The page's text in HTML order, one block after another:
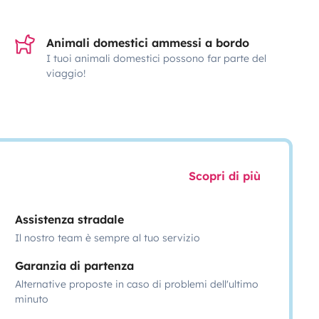
Animali domestici ammessi a bordo
I tuoi animali domestici possono far parte del
viaggio!
Scopri di più
Assistenza stradale
Il nostro team è sempre al tuo servizio
Garanzia di partenza
Alternative proposte in caso di problemi dell'ultimo
minuto